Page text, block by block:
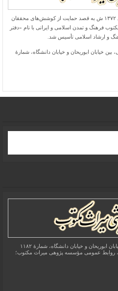
مؤسسه پژوهشی میراث مكتوب در سال ۱۳۷۲ ش به قصد حمایت از كوشش‌های محققان
فرهنگ و تمدن اسلامی و ایرانی با نام «دفتر
و ارشاد اسلامی تأسیس شد.
بین خیابان ابوریحان و خیابان دانشگاه، شمارۀ
تهران، خیابان انقلاب اسلامی، بین خیابان ابوریحان و خیابان دانشگاه، شمارۀ ۱۱۸۲
(ساختمان فروردین)، طبقۀ دوم، واحد ۸ ، روابط عمومی مؤسسه پژوهی میراث مکتوب؛